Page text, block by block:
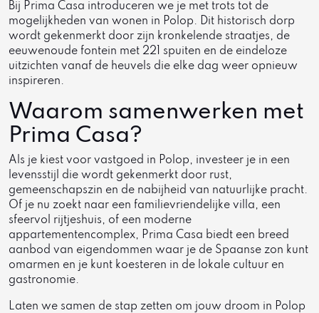
Bij Prima Casa introduceren we je met trots tot de
mogelijkheden van wonen in Polop. Dit historisch dorp
wordt gekenmerkt door zijn kronkelende straatjes, de
eeuwenoude fontein met 221 spuiten en de eindeloze
uitzichten vanaf de heuvels die elke dag weer opnieuw
inspireren.
Waarom samenwerken met
Prima Casa?
Als je kiest voor vastgoed in Polop, investeer je in een
levensstijl die wordt gekenmerkt door rust,
gemeenschapszin en de nabijheid van natuurlijke pracht.
Of je nu zoekt naar een familievriendelijke villa, een
sfeervol rijtjeshuis, of een moderne
appartementencomplex, Prima Casa biedt een breed
aanbod van eigendommen waar je de Spaanse zon kunt
omarmen en je kunt koesteren in de lokale cultuur en
gastronomie.
Laten we samen de stap zetten om jouw droom in Polop